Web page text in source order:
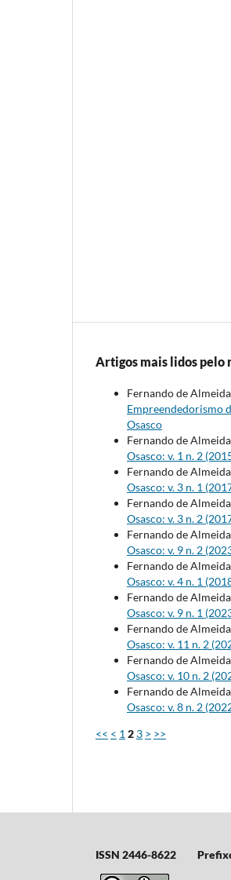
Artigos mais lidos pelo
Fernando de
Empreendedorismo
Osasco
Fernando de
Osasco: v. 1 n. 2
Fernando de
Osasco: v. 3 n. 1
Fernando de
Osasco: v. 3 n. 2
Fernando de
Osasco: v. 9 n. 2
Fernando de
Osasco: v. 4 n. 1
Fernando de
Osasco: v. 9 n. 1
Fernando de
Osasco: v. 11 n. 2
Fernando de
Osasco: v. 10 n. 2
Fernando de
Osasco: v. 8 n. 2
<< < 1 2 3 > >>
ISSN 2446-8622